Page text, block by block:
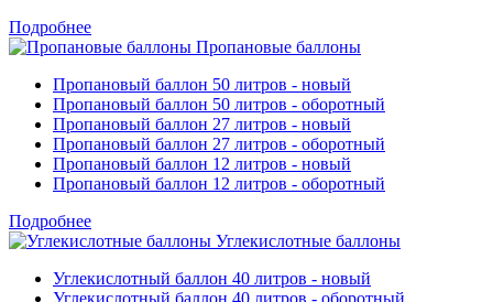
Подробнее
Пропановые баллоны
Пропановый баллон 50 литров - новый
Пропановый баллон 50 литров - оборотный
Пропановый баллон 27 литров - новый
Пропановый баллон 27 литров - оборотный
Пропановый баллон 12 литров - новый
Пропановый баллон 12 литров - оборотный
Подробнее
Углекислотные баллоны
Углекислотный баллон 40 литров - новый
Углекислотный баллон 40 литров - оборотный